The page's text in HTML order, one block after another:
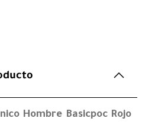
Hombre Basicpoc Rojo